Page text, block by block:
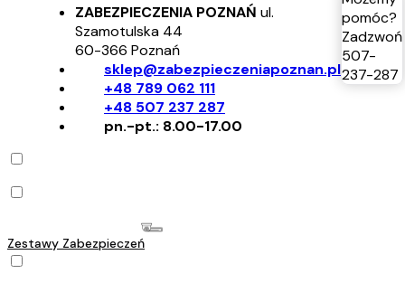
ZABEZPIECZENIA POZNAŃ ul.
Szamotulska 44
60-366 Poznań
sklep@zabezpieczeniapoznan.pl
+48 789 062 111
+48 507 237 287
pn.-pt.: 8.00-17.00
pomóc?
Zadzwoń
507-
237-287
Zestawy Zabezpieczeń